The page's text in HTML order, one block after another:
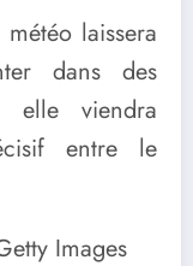
laissera
dans des
elle viendra
entre le
Images